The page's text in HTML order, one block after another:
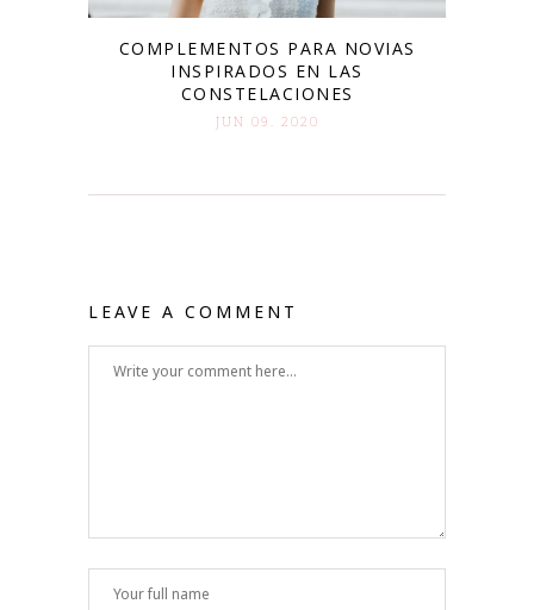
COMPLEMENTOS PARA NOVIAS
INSPIRADOS EN LAS
CONSTELACIONES
JUN 09. 2020
LEAVE A COMMENT